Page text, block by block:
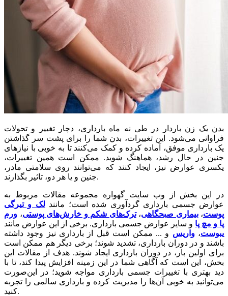
بدن یک زن باردار در طی نه ماه بارداری، دچار تغییر و تحولات
فراوانی می‌شود. این تغییرات، بدن شما را برای پشت سر گذاشتن
یک بارداری موفق، آماده کرده و کمک می‌کنند تا به خوبی با نیازهای
جنین در حال رشد، هماهنگ شوید. ممکن است همین تغییرات،
یکسری عوارض نیز، ایجاد کنند که می‌توانند روی سلامتی مادر،
جنین و یا هر دو، تاثیر بگذارند.
در این بخش از وب سایت گهواره مجموعه مقالات مربوط به
عوارض جسمی بارداری گردآوری شده است؛ مانند لک‌ و تیرگی
پوست،بیماری صبحگاهی،ترک‌های شکم و خارش‌های پوستی، ورم
پا و مچ پا و سایر عوارض جسمی بارداری. برخی از این عوارض مانند
یبوست،واریس و ... ممکن است قبل از بارداری نیز وجود داشته
باشند و در دوران بارداری، تشدید شوند؛ برخی دیگر هم ممکن است
برای اولین بار، در دوران بارداری ایجاد شوند. هدف از مقالات این
بخش، این است که آگاهی شما در این زمینه افزایش پیدا کند، تا با
دید بهتری با تغییرات جسمی بارداری مواجه شوید؛ در این‌صورت
می‌توانید به خوبی آن‌ها را مدیریت کرده و بارداری سالمی را تجربه
کنید.